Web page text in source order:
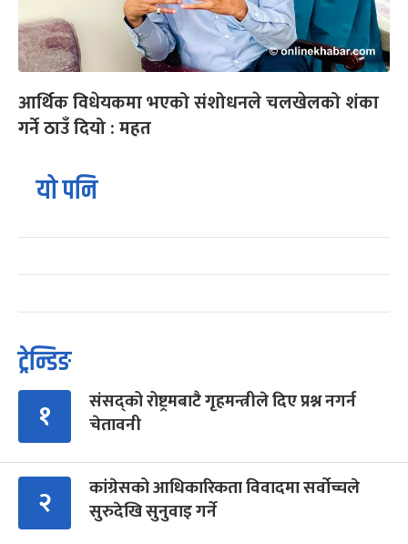
आर्थिक विधेयकमा भएको संशोधनले चलखेलको शंका
गर्ने ठाउँ दियो : महत
यो पनि
ट्रेन्डिङ
१
संसद्को रोष्ट्रमबाटै गृहमन्त्रीले दिए प्रश्न नगर्न
चेतावनी
२
कांग्रेसको आधिकारिकता विवादमा सर्वोच्चले
सुरुदेखि सुनुवाइ गर्ने